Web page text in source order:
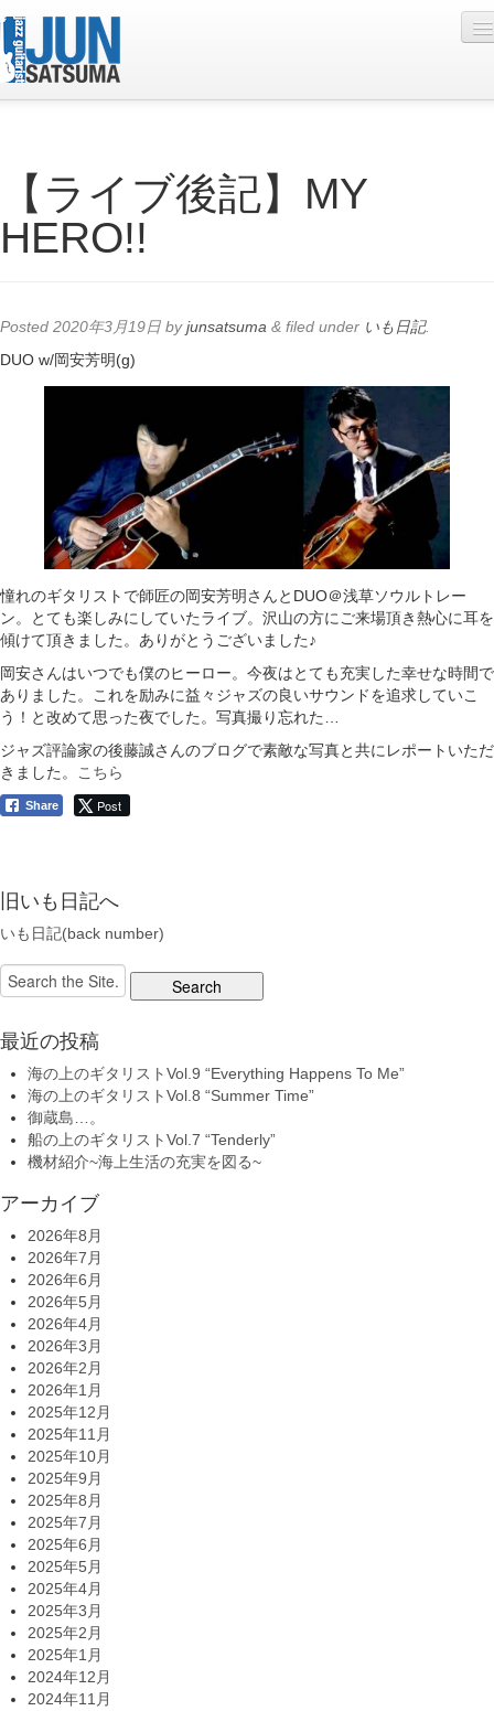
Live Schedule
Discography
Contact
【ライブ後記】MY
HERO!!
Posted 2020年3月19日 byjunsatsuma & filed under いも日記.
DUO w/岡安芳明(g)
憧れのギタリストで師匠の岡安芳明さんとDUO＠浅草ソウルトレー
ン。とても楽しみにしていたライブ。沢山の方にご来場頂き熱心に耳を
傾けて頂きました。ありがとうございました♪
岡安さんはいつでも僕のヒーロー。今夜はとても充実した幸せな時間で
ありました。これを励みに益々ジャズの良いサウンドを追求していこ
う！と改めて思った夜でした。写真撮り忘れた…
ジャズ評論家の後藤誠さんのブログで素敵な写真と共にレポートいただ
きました。 こちら
Share Post
旧いも日記へ
いも日記(back number)
Search
for:
最近の投稿
海の上のギタリストVol.9 “Everything Happens To Me”
海の上のギタリストVol.8 “Summer Time”
御蔵島…。
船の上のギタリストVol.7 “Tenderly”
機材紹介~海上生活の充実を図る~
アーカイブ
2026年8月
2026年7月
2026年6月
2026年5月
2026年4月
2026年3月
2026年2月
2026年1月
2025年12月
2025年11月
2025年10月
2025年9月
2025年8月
2025年7月
2025年6月
2025年5月
2025年4月
2025年3月
2025年2月
2025年1月
2024年12月
2024年11月